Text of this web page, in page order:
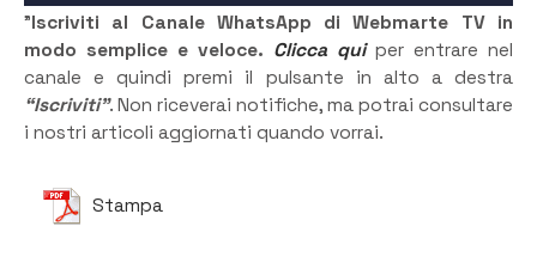
”Iscriviti al Canale WhatsApp di Webmarte TV in
modo semplice e veloce. Clicca quiper entrare nel
canale e quindi premi il pulsante in alto a destra
“Iscriviti”. Non riceverai notifiche, ma potrai consultare
i nostri articoli aggiornati quando vorrai.
Stampa